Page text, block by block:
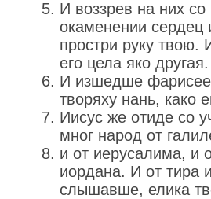
И воззрев на них
окаменении сердец
простри руку твою.
его цела яко другая.
И изшедше
творяху нань, како
Иисус же отиде со
мног народ от
и от иерусалима, и
иордана. И от тира
слышавше, елика